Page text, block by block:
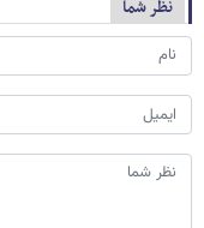
نظر شما